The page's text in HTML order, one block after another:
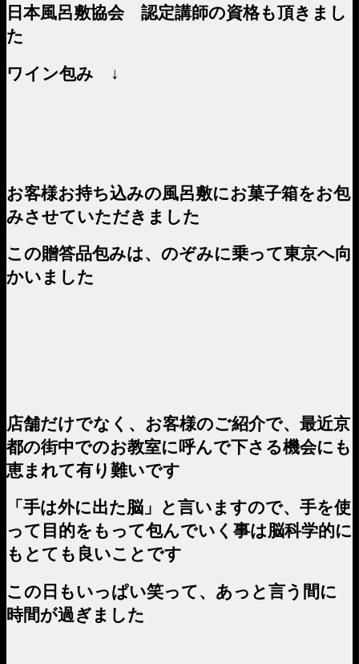
日本風呂敷協会 認定講師の資格も頂きまし
た
ワイン包み ↓
お客様お持ち込みの風呂敷にお菓子箱をお包
みさせていただきました
この贈答品包みは、のぞみに乗って東京へ向
かいました
店舗だけでなく、お客様のご紹介で、最近京
都の街中でのお教室に呼んで下さる機会にも
恵まれて有り難いです
「手は外に出た脳」と言いますので、手を使
って目的をもって包んでいく事は脳科学的に
もとても良いことです
この日もいっぱい笑って、あっと言う間に
時間が過ぎました